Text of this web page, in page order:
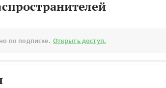
по подписке. Открыть доступ.